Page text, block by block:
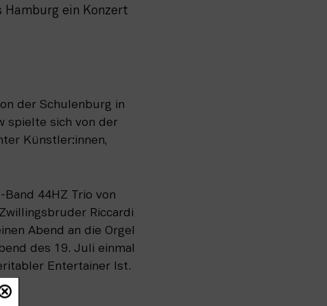
Hamburg ein Konzert
der Schulenburg in
spielte sich von der
Künstler:innen,
44HZ Trio von
Riccardi
Abend an die Orgel
des 19. Juli einmal
Entertainer Ist.